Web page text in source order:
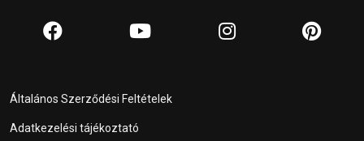
Általános Szerződési Feltételek
Adatkezelési tájékoztató